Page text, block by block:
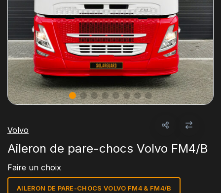
Volvo
Aileron de pare-chocs Volvo FM4/B
Faire un choix
AILERON DE PARE-CHOCS VOLVO FM4 & FM4/B